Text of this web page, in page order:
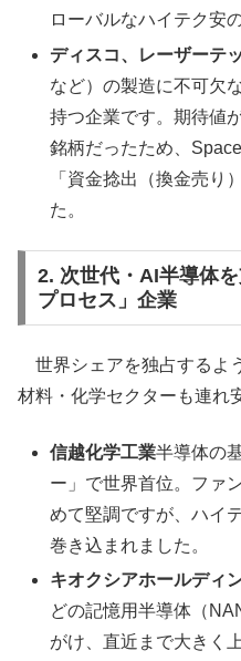
ローバルなハイテク安
ディスコ、レーザーテ
など）の製造に不可欠
持つ企業です。期待値
銘柄だったため、
「資金捻出（換金売り
た。
2. 次世代・AI半導体
プロセス」企業
世界シェアを独占するよ
材料・化学セクターも連れ
信越化学工業半導体の
ー」で世界首位。ファ
めて堅調ですが、ハイ
巻き込まれました。
キオクシアホールディ
どの記憶用半導体（
がけ、直近まで大きく